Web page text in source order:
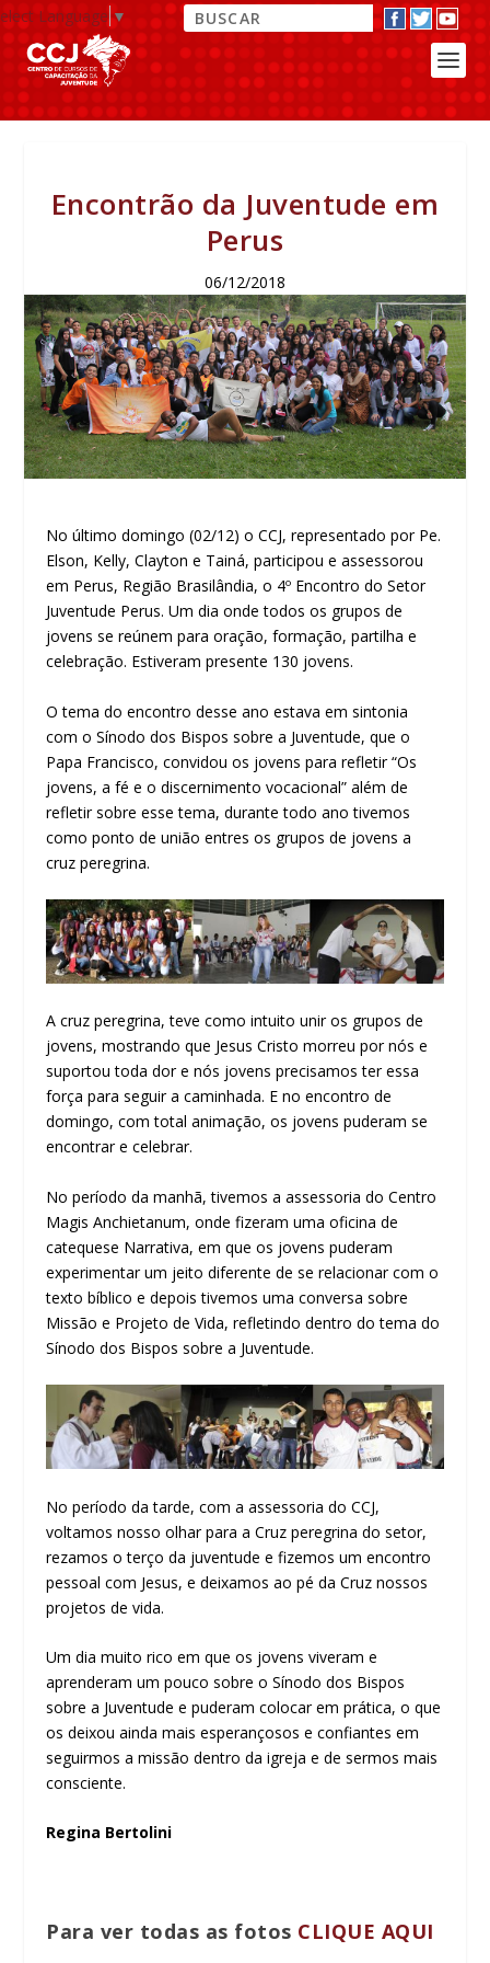
Language▼
Encontrão da Juventude em
Perus
06/12/2018
No último domingo (02/12) o CCJ, representado por Pe.
Elson, Kelly, Clayton e Tainá, participou e assessorou
em Perus, Região Brasilândia, o 4º Encontro do Setor
Juventude Perus. Um dia onde todos os grupos de
jovens se reúnem para oração, formação, partilha e
celebração. Estiveram presente 130 jovens.
O tema do encontro desse ano estava em sintonia
com o Sínodo dos Bispos sobre a Juventude, que o
Papa Francisco, convidou os jovens para refletir “Os
jovens, a fé e o discernimento vocacional” além de
refletir sobre esse tema, durante todo ano tivemos
como ponto de união entres os grupos de jovens a
cruz peregrina.
A cruz peregrina, teve como intuito unir os grupos de
jovens, mostrando que Jesus Cristo morreu por nós e
suportou toda dor e nós jovens precisamos ter essa
força para seguir a caminhada. E no encontro de
domingo, com total animação, os jovens puderam se
encontrar e celebrar.
No período da manhã, tivemos a assessoria do Centro
Magis Anchietanum, onde fizeram uma oficina de
catequese Narrativa, em que os jovens puderam
experimentar um jeito diferente de se relacionar com o
texto bíblico e depois tivemos uma conversa sobre
Missão e Projeto de Vida, refletindo dentro do tema do
Sínodo dos Bispos sobre a Juventude.
No período da tarde, com a assessoria do CCJ,
voltamos nosso olhar para a Cruz peregrina do setor,
rezamos o terço da juventude e fizemos um encontro
pessoal com Jesus, e deixamos ao pé da Cruz nossos
projetos de vida.
Um dia muito rico em que os jovens viveram e
aprenderam um pouco sobre o Sínodo dos Bispos
sobre a Juventude e puderam colocar em prática, o que
os deixou ainda mais esperançosos e confiantes em
seguirmos a missão dentro da igreja e de sermos mais
consciente.
Regina Bertolini
Para ver todas as fotos CLIQUE AQUI